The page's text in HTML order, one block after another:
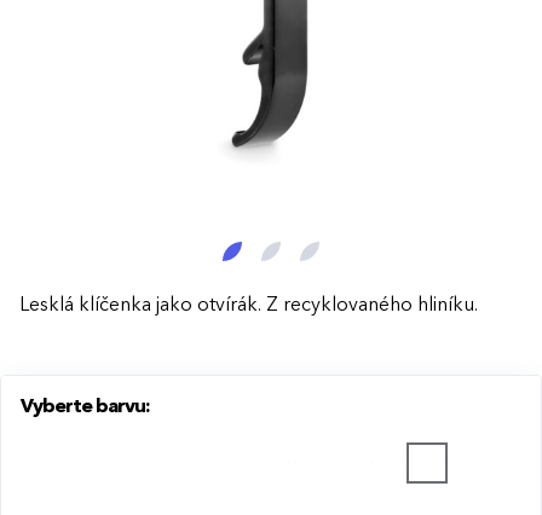
Lesklá klíčenka jako otvírák. Z recyklovaného hliníku.
Vyberte barvu: